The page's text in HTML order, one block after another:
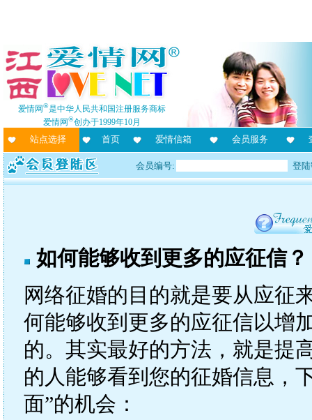
爱情网®是中华人民共和国注册服务商标
爱情网®创办于1999年10月
站点选择 首页 爱情信箱 会员服务
会员编号: 登
如何能够收到更多的应征信？
网络征婚的目的就是要从应征
何能够收到更多的应征信以增
的。其实最好的方法，就是提
的人能够看到您的征婚信息，
面”的机会：